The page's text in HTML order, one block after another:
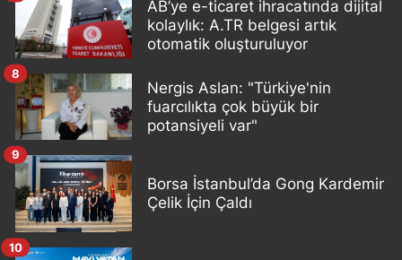
AB’ye e-ticaret ihracatında dijital
kolaylık: A.TR belgesi artık
otomatik oluşturuluyor
Nergis Aslan: "Türkiye'nin
fuarcılıkta çok büyük bir
potansiyeli var"
8
Borsa İstanbul’da Gong Kardemir
Çelik İçin Çaldı
9
10